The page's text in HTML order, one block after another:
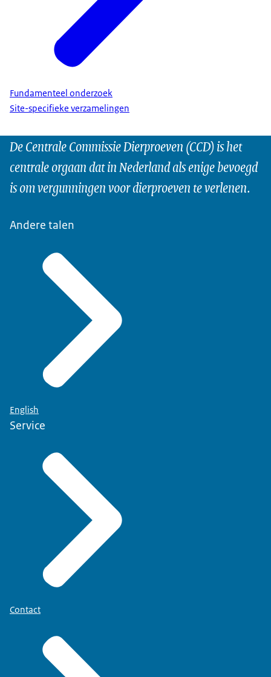
Fundamenteel onderzoek
Site-specifieke verzamelingen
De Centrale Commissie Dierproeven (CCD) is het
centrale orgaan dat in Nederland als enige bevoegd
is om vergunningen voor dierproeven te verlenen.
Andere talen
English
Service
Contact